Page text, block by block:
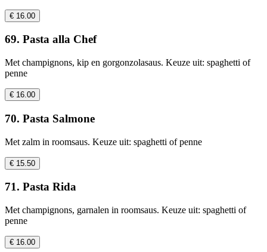
€ 16.00
69. Pasta alla Chef
Met champignons, kip en gorgonzolasaus. Keuze uit: spaghetti of
penne
€ 16.00
70. Pasta Salmone
Met zalm in roomsaus. Keuze uit: spaghetti of penne
€ 15.50
71. Pasta Rida
Met champignons, garnalen in roomsaus. Keuze uit: spaghetti of
penne
€ 16.00